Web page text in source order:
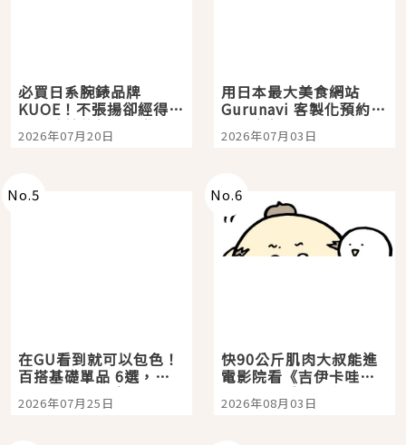
必買日系腕錶品牌
KUOE！不張揚卻經得起
時間洗鍊的經典之作五
選
2026年07月20日
用日本最大美食網站
Gurunavi 客製化預約九
大都市餐廳，打造專屬
美食體驗！
2026年07月03日
No.5
在GU看到就可以包色！
百搭基礎單品 6選，閉
眼全收也不心疼
2026年07月25日
No.6
快90公斤肌肉大叔能進
電影院看《吉伊卡哇》
嗎？日本重金屬樂團
「打首」會長與nagano
2026年08月03日